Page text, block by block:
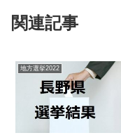
関連記事
地方選挙2022